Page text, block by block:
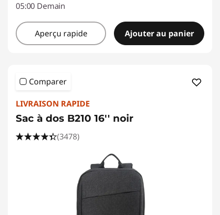
05:00 Demain
Aperçu rapide Ajouter au panier
Comparer
LIVRAISON RAPIDE
Sac à dos B210 16'' noir
(3478)